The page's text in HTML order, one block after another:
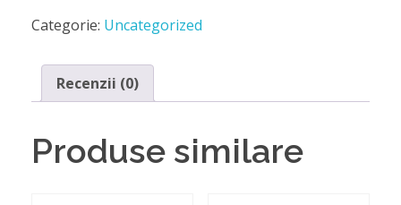
Categorie: Uncategorized
Recenzii (0)
Produse similare